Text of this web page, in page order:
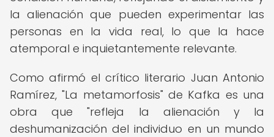
la alienación que pueden experimentar las
personas en la vida real, lo que la hace
atemporal e inquietantemente relevante.
Como afirmó el crítico literario Juan Antonio
Ramírez, "La metamorfosis" de Kafka es una
obra que "refleja la alienación y la
deshumanización del individuo en un mundo